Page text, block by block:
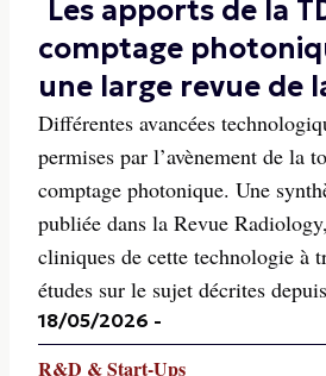
Les apports de la
comptage
une large revue de
Différentes avancées
permises par l’avènement de la
comptage photonique. Une
publiée dans la Revue
cliniques de cette technologie à
études sur le sujet décrites
18/05/2026 -
R&D & Start-Ups